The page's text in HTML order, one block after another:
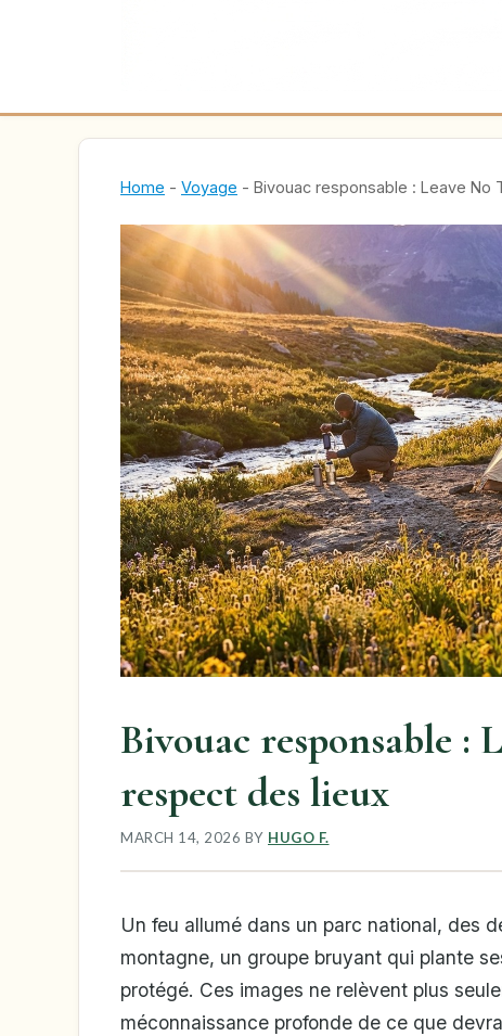
Home - Voyage - Bivouac responsable : Leave
Bivouac responsable :
respect des lieux
MARCH 14, 2026 BY HUGO F.
Un feu allumé dans un parc national, des
montagne, un groupe bruyant qui plante
protégé. Ces images ne relèvent plus
méconnaissance profonde de ce que